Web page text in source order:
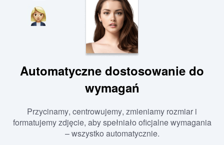
Automatyczne dostosowanie do
wymagań
Przycinamy, centrowujemy, zmieniamy rozmiar i
formatujemy zdjęcie, aby spełniało oficjalne wymagania
– wszystko automatycznie.